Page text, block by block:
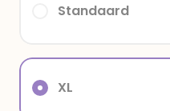
XL
Standaard